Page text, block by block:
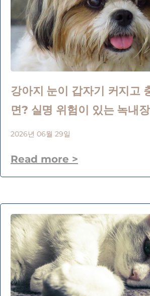
강아지 눈이 갑자기 커지고
면? 실명 위험이 있는 녹내
2026년 06월 29일
Read more >